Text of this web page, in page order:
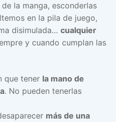
la manga, esconderlas
en la pila de juego,
disimulada… cualquier
y cuando cumplan las
que tener la mano de
. No pueden tenerlas
más de una